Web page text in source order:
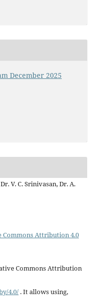
December 2025
V. C. Srinivasan, Dr. A.
Commons Attribution 4.0
Commons Attribution
4.0/. It allows using,